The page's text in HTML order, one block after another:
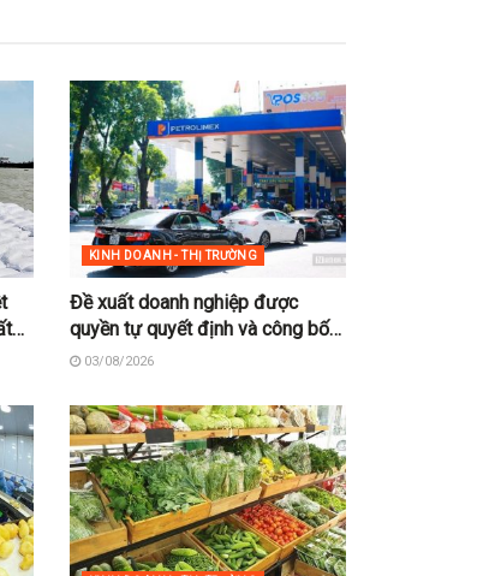
KINH DOANH - THỊ TRƯỜNG
Đề xuất doanh nghiệp được
quyền tự quyết định và công bố
giá bán lẻ xăng dầu
03/08/2026